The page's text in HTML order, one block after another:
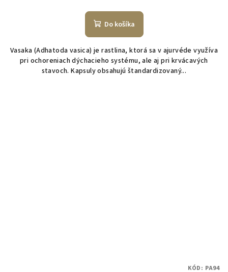
Do košíka
Vasaka (Adhatoda vasica) je rastlina, ktorá sa v ajurvéde využíva
pri ochoreniach dýchacieho systému, ale aj pri krvácavých
stavoch. Kapsuly obsahujú štandardizovaný...
KÓD: PA94